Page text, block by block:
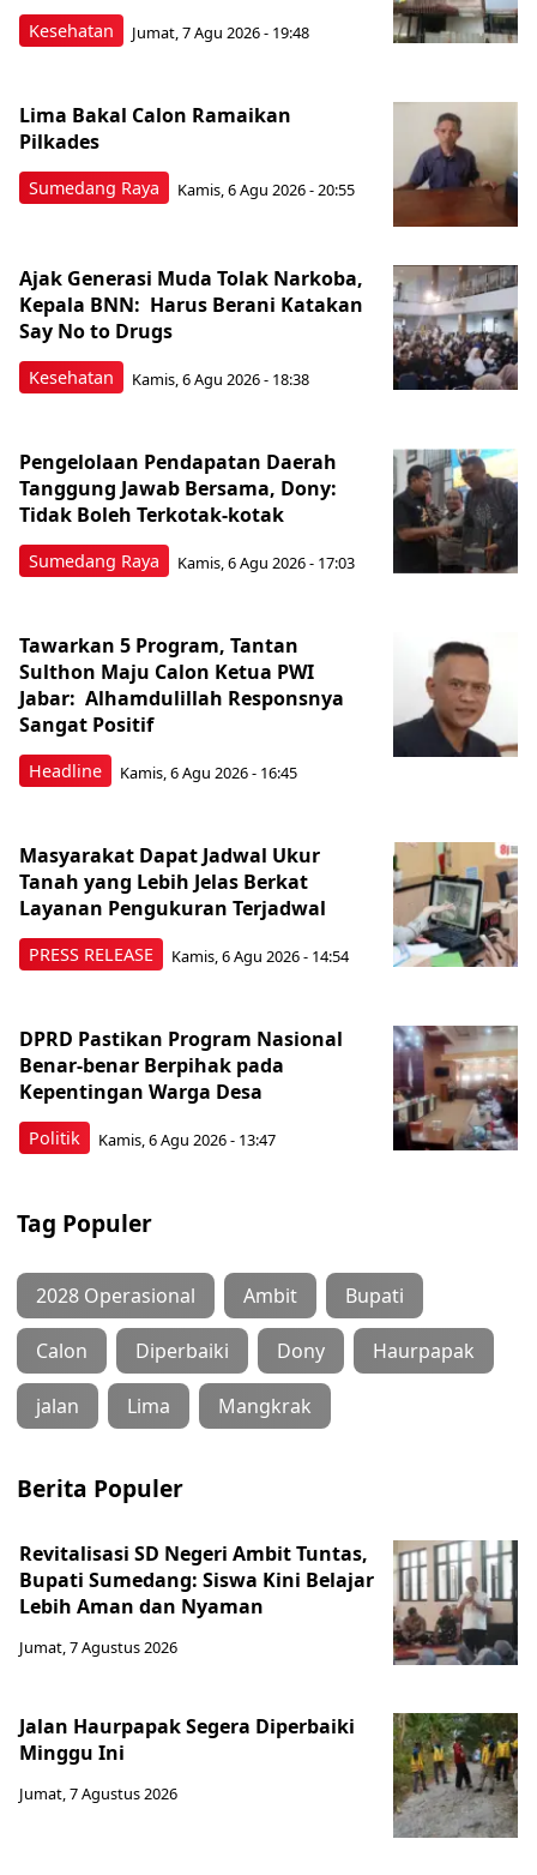
Kesehatan Jumat, 7 Agu 2026 - 19:48
Sumedang Raya
Lima Bakal Calon Ramaikan
Pilkades
Kamis, 6 Agu 2026 - 20:55
Kesehatan
Ajak Generasi Muda Tolak Narkoba,
Kepala BNN: Harus Berani Katakan
Say No to Drugs
Kamis, 6 Agu 2026 - 18:38
Sumedang Raya
Pengelolaan Pendapatan Daerah
Tanggung Jawab Bersama, Dony:
Tidak Boleh Terkotak-kotak
Kamis, 6 Agu 2026 - 17:03
Headline
Tawarkan 5 Program, Tantan
Sulthon Maju Calon Ketua PWI
Jabar: Alhamdulillah Responsnya
Sangat Positif
Kamis, 6 Agu 2026 - 16:45
PRESS RELEASE
Masyarakat Dapat Jadwal Ukur
Tanah yang Lebih Jelas Berkat
Layanan Pengukuran Terjadwal
Kamis, 6 Agu 2026 - 14:54
Politik
DPRD Pastikan Program Nasional
Benar-benar Berpihak pada
Kepentingan Warga Desa
Kamis, 6 Agu 2026 - 13:47
Tag Populer
2028 Operasional Ambit Bupati
Calon Diperbaiki Dony Haurpapak
jalan Lima Mangkrak
Berita Populer
Revitalisasi SD Negeri Ambit Tuntas,
Bupati Sumedang: Siswa Kini Belajar
Lebih Aman dan Nyaman
Jumat, 7 Agustus 2026
Jalan Haurpapak Segera Diperbaiki
Minggu Ini
Jumat, 7 Agustus 2026